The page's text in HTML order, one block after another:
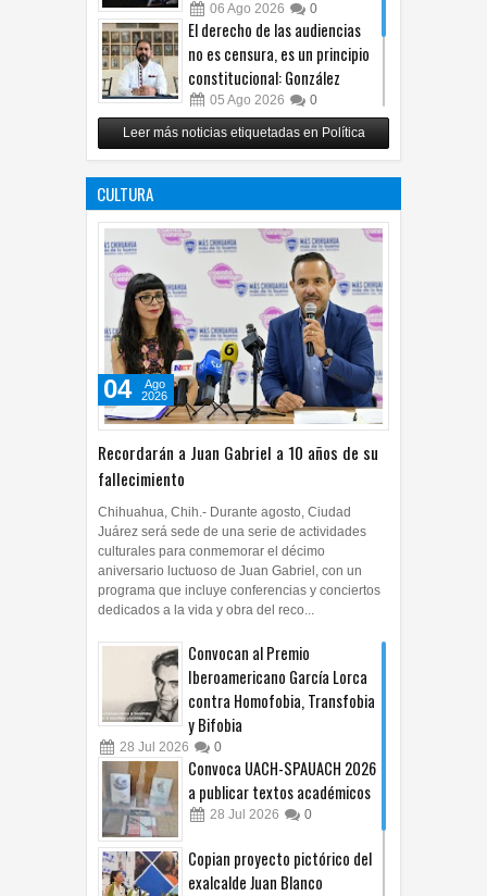
06 Ago 2026 0
El derecho de las audiencias
no es censura, es un principio
constitucional: González
05 Ago 2026 0
Relanza Villalobos programa
de afiliación del PRI en
Leer más noticias etiquetadas en Política
CULTURA
Recordarán a Juan Gabriel a 10 años de su
fallecimiento
04
Ago
2026
Chihuahua, Chih.- Durante agosto, Ciudad
Juárez será sede de una serie de actividades
culturales para conmemorar el décimo
aniversario luctuoso de Juan Gabriel, con un
programa que incluye conferencias y conciertos
dedicados a la vida y obra del reco...
Convocan al Premio
Iberoamericano García Lorca
contra Homofobia, Transfobia
y Bifobia
28 Jul 2026 0
Convoca UACH-SPAUACH 2026
a publicar textos académicos
28 Jul 2026 0
Copian proyecto pictórico del
exalcalde Juan Blanco